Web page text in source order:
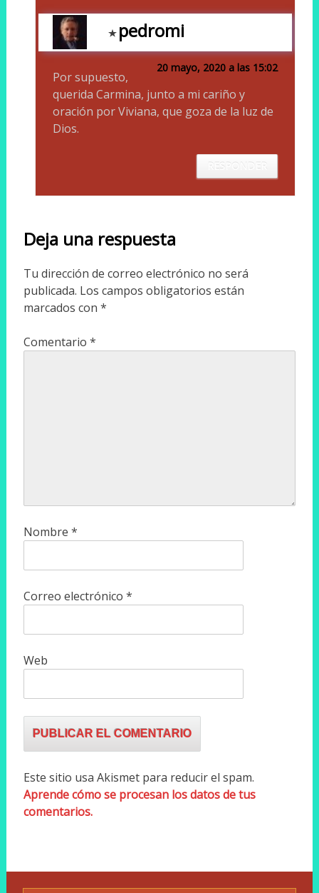
pedromi
20 mayo, 2020 a las 15:02
Por supuesto,
querida Carmina, junto a mi cariño y
oración por Viviana, que goza de la luz de
Dios.
RESPONDER
Deja una respuesta
Tu dirección de correo electrónico no será
publicada. Los campos obligatorios están
marcados con *
Comentario *
Nombre *
Correo electrónico *
Web
Este sitio usa Akismet para reducir el spam.
Aprende cómo se procesan los datos de tus
comentarios.